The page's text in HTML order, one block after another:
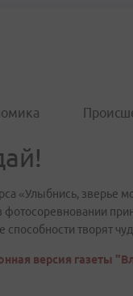
«Улыбнись, зверье
фотосоревновании
творят
версия газеты